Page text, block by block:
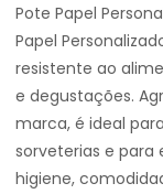
Pote Papel
Papel
resistente ao
e degustações.
marca, é ideal
sorveterias e para
higiene,